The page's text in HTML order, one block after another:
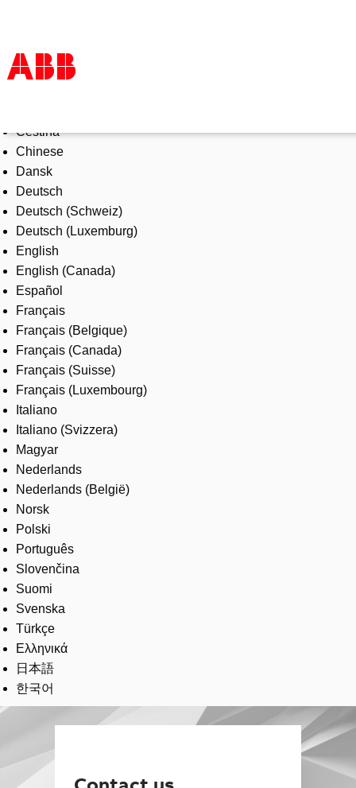
Products & Solutions
Industries
Services
About us
Where to buy
Contact us
Careers
Čeština
Chinese
Dansk
Deutsch
Deutsch (Schweiz)
Deutsch (Luxemburg)
English
English (Canada)
Español
Français
Français (Belgique)
Français (Canada)
Français (Suisse)
Français (Luxembourg)
Italiano
Italiano (Svizzera)
Magyar
Nederlands
Nederlands (België)
Norsk
Polski
Português
Slovenčina
Suomi
Svenska
Türkçe
Ελληνικά
日本語
한국어